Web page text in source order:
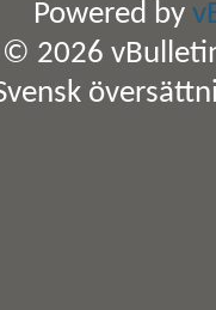
Powered by
2026